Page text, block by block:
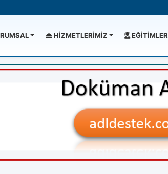
HİZMETLERİMİZ EĞİTİMLER